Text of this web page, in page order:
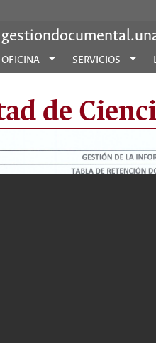
OFICINA SERVICIOS
de